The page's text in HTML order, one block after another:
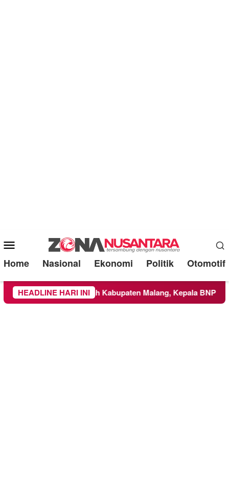
Mobile
Menu
Home Nasional Ekonomi Politik Otomotif
HEADLINE HARI INI
Meluas ke Wilayah Kabupaten Malang, Kepala BNPB Tinjau